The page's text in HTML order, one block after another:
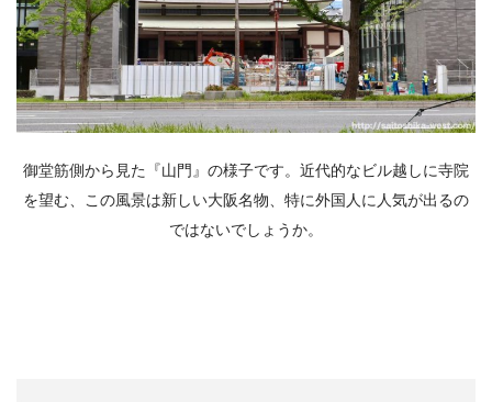
御堂筋側から見た『山門』の様子です。近代的なビル越しに寺院
を望む、この風景は新しい大阪名物、特に外国人に人気が出るの
ではないでしょうか。